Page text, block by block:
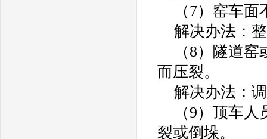
（7）窑车
解决办法：
（8）隧道
而压裂。
解决办法：
（9）顶车
裂或倒垛。